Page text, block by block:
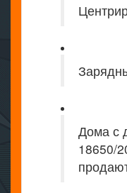
Дома с
18650/